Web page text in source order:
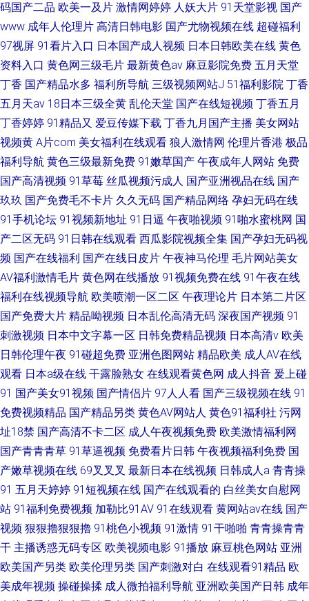
码国产二品 欧美一及片 激情网婷婷 人妖大片 91天堂影视 国产
www 成年人伦理片 高清日韩电影 国产尤物视频在线 超碰福利
97视屏 91看片入口 日本国产成人视频 日本日韩欧美在线 黄色
资料入口 黄色网三级毛片 最新黄色av 麻豆影院免费 五月天堂
丁香 国产精品水多 福利所导航 三级视频网站J 51福利影院 丁香
五月天av 18日本三级全黄 乱伦天堂 国产在线短视频 丁香五月
丁香婷婷 91精品又 爱豆传媒下载 丁香九月国产主播 美女网站
视频黄 A片com 美女福利在线观看 狼人激情网 伦理片香港 极品
福利导航 黄色三级最新免费 91嫩草国产 午夜成年人网站 免费
国产高清视频 91草莓 丝瓜视频污成人 国产亚洲视品在线 国产
玖玖 国产免费毛不卡片 久久无码 国产精品网络 孕妇无码在线
91手机论坛 91视频新地址 91日逼 午夜啪视频 91啪水蜜桃网 国
产二区无码 91日韩在线观看 西瓜影院视频全集 国产孕妇无码视
频 国产在线福利 国产在线日皮片 午夜神马伦理 毛片网站美女
AV福利激情毛片 黄色网在线播放 91视频免费在线 91午夜在线
福利在线视频导航 欧美喷潮一区二区 午夜理论片 日本第二片区
国产免费大片 精品呦视频 日本乱伦高清无码 深夜国产视频 91
刺激视频 日本中文字幕一区 日韩免费精品视频 日本高清v 欧美
日韩伦理午夜 91碰超免费 亚洲色图网站 精品欧美 成人AV在线
观看 日本a级在线 干露脸熟女 在线观看黄色网 成人抖音 爰上碰
91 国产美女91视频 国产情侣片 97人人看 国产三级视频在线 91
免费视频精品 国产精品另类 黄色AV网站人 黄色91福利社 污网
址18禁 国产高清不卡二区 成人午夜视频免费 欧美激情福利网
国产青青青草 91草逼视频 免费看片日韩 午夜视频福利免费 国
产嫩草视频在线 69叉叉叉 最新日本在线视频 日韩成人a 青青操
91 五月天婷婷 91短视频在线 国产在线观看的 白丝美女自慰网
站 91福利免费视频 加勒比91AV 91在线观看 黄网站av在线 国产
视频 狠狠擼狠狠擼 91桃色小视频 91激情 91干啪啪 青青操青青
干 主播诱惑无码专区 欧美视频电影 91播放 麻豆桃色网站 亚洲
欧美国产另类 欧美伦理另类 国产刺激对白 在线观看91精品 欧
美成年视频 操碰操揉 成人微拍福利导航 亚洲欧美国产日韩 成年